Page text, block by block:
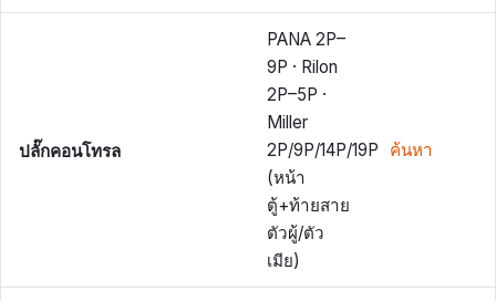
ปลั๊กคอนโทรล
PANA 2P–
9P · Rilon
2P–5P ·
Miller
2P/9P/14P/19P
(หน้า
ตู้+ท้ายสาย
ตัวผู้/ตัว
เมีย)
ค้นหา